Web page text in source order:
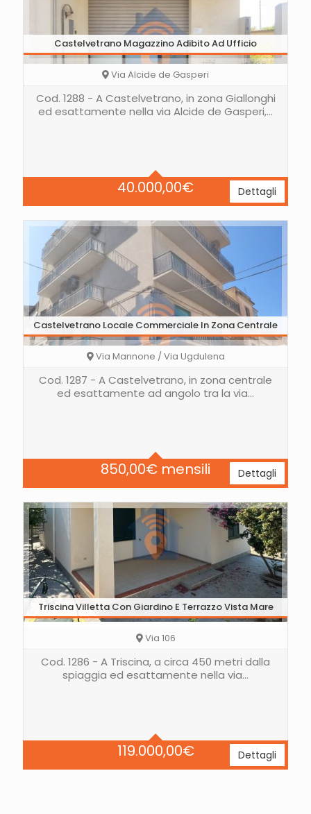
Castelvetrano Magazzino Adibito Ad Ufficio
40.000,00€
Via Alcide de Gasperi
Cod. 1288 - A Castelvetrano, in zona Giallonghi
ed esattamente nella via Alcide de Gasperi,…
Dettagli
Castelvetrano Locale Commerciale In Zona Centrale
850,00€ mensili
Via Mannone / Via Ugdulena
Cod. 1287 - A Castelvetrano, in zona centrale
ed esattamente ad angolo tra la via…
Dettagli
Triscina Villetta Con Giardino E Terrazzo Vista Mare
119.000,00€
Via 106
Cod. 1286 - A Triscina, a circa 450 metri dalla
spiaggia ed esattamente nella via…
Dettagli